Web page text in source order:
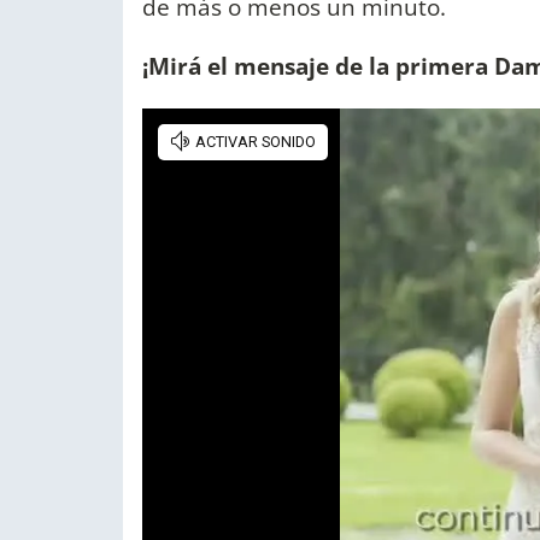
de más o menos un minuto.
¡Mirá el mensaje de la primera